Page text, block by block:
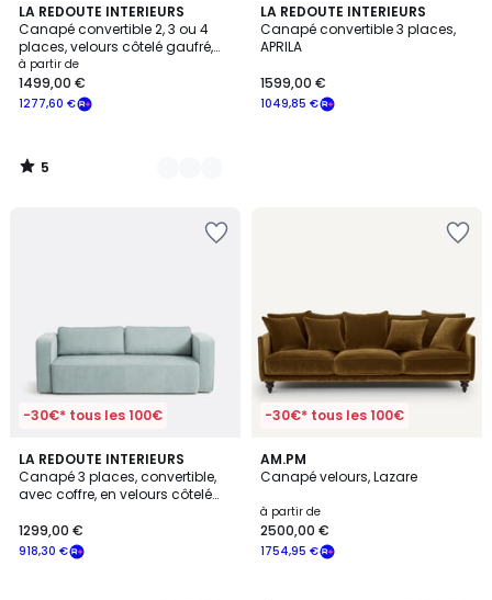
LA REDOUTE INTERIEURS
Canapé convertible 2, 3 ou 4
places, velours côtelé gaufré,
YDE
Prix
à
partir
1499,00
€
place
1277,60
€.
à partir de
1277,60 €
1499,00 €
5
/
5
8
Couleurs
5
/
LA REDOUTE INTERIEURS
Canapé convertible 3 places,
APRILA
1049,85 €
1599,00 €
-30€* tous les 100€
LA REDOUTE INTERIEURS
Canapé 3 places, convertible,
avec coffre, en velours côtelé
918,30 €
1299,00 €
3
Couleurs
-30€* tous les 100€
AM.PM
Canapé velours, Lazare
à partir de
1754,95 €
2500,00 €
4,5
/ 5
16
Couleurs